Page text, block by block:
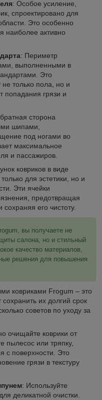
: Особое усиление,
спроектировано для
Это особенно
наиболее активно
: Периметр
выполненными в
Это
только пола, но и
попадания грязи и
сторона
шипами,
под ногами во
максимальное
и пассажиров.
ковриков в виде
для эстетики, но и
Эти ячейки
предотвращая
его чистоту.
вы получаете не
салона, но и стильный
качество материалов,
решения для повышения
ковриками Frogum – это
их долгий срок
советов по уходу за
очищайте коврики от
пылесос или тряпку,
с поверхности. Это
грязи в текстуру
: Используйте
деликатной очистки.